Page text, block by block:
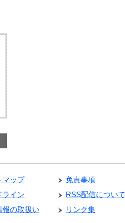
マップ
免責事項
ライン
RSS配信について
報の取扱い
リンク集